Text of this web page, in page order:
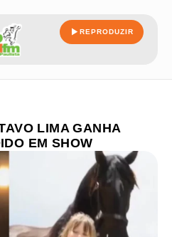
REPRODUZIR
LIMA GANHA
EM SHOW